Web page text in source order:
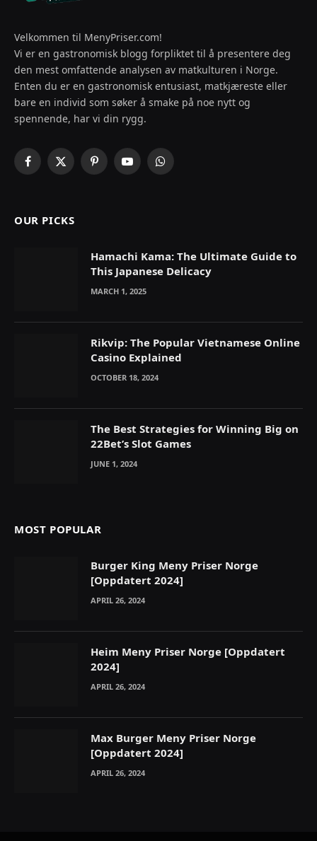
Velkommen til MenyPriser.com!
Vi er en gastronomisk blogg forpliktet til å presentere deg
den mest omfattende analysen av matkulturen i Norge.
Enten du er en gastronomisk entusiast, matkjæreste eller
bare en individ som søker å smake på noe nytt og
spennende, har vi din rygg.
Facebook
X
PinterestYouTubeWhatsApp
OUR PICKS
Hamachi Kama: The Ultimate Guide to
This Japanese Delicacy
MARCH 1, 2025
Rikvip: The Popular Vietnamese Online
Casino Explained
OCTOBER 18, 2024
The Best Strategies for Winning Big on
22Bet’s Slot Games
JUNE 1, 2024
MOST POPULAR
Burger King Meny Priser Norge
[Oppdatert 2024]
APRIL 26, 2024
Heim Meny Priser Norge [Oppdatert
2024]
APRIL 26, 2024
Max Burger Meny Priser Norge
[Oppdatert 2024]
APRIL 26, 2024